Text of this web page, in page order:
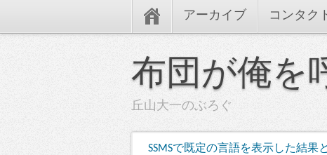
アーカイブ コンタク
布団が俺を
丘山大一のぶろぐ
SSMSで既定の言語を表示した結果